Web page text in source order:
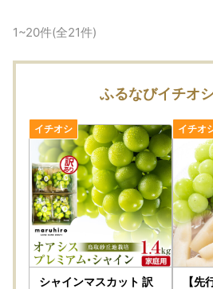
1~20件(全21件)
ふるなびイチオ
シャインマスカット 訳
【